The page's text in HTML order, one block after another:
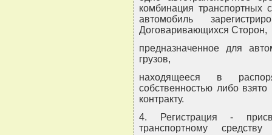
комбинация транспортных
автомобиль
Договаривающихся Сторон,
предназначенное для
грузов,
находящееся в
собственностью либо
контракту.
4. Регистрация -
транспортному